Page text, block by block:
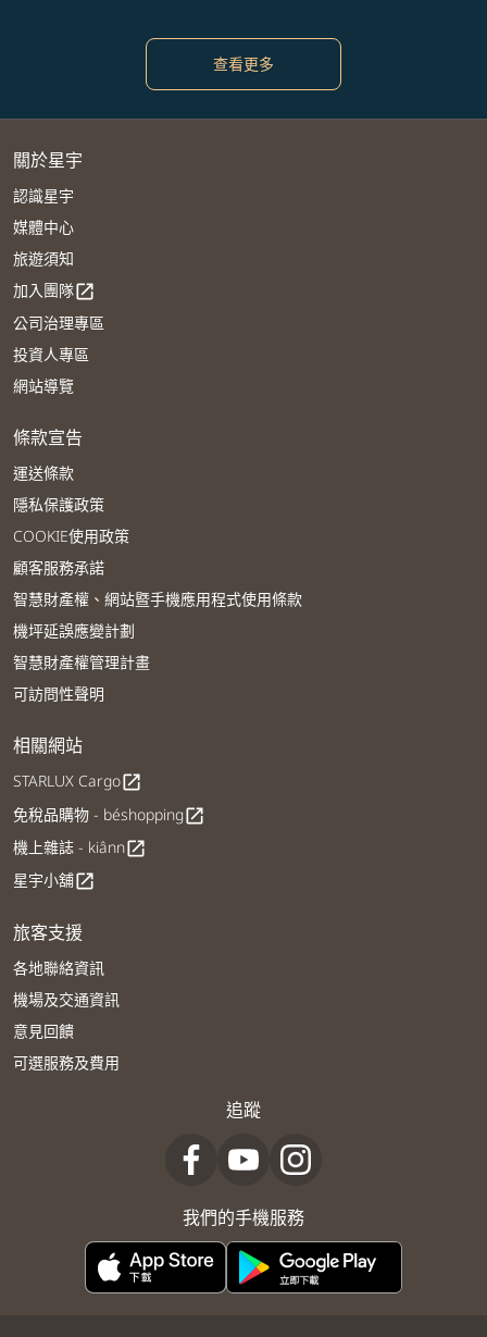
查看更多
關於星宇
認識星宇
媒體中心
旅遊須知
加入團隊open_in_new
公司治理專區
投資人專區
網站導覽
條款宣告
運送條款
隱私保護政策
COOKIE使用政策
顧客服務承諾
智慧財產權、網站暨手機應用程式使用條款
機坪延誤應變計劃
智慧財產權管理計畫
可訪問性聲明
相關網站
STARLUX Cargoopen_in_new
免稅品購物 - béshoppingopen_in_new
機上雜誌 - kiânnopen_in_new
星宇小舖open_in_new
旅客支援
各地聯絡資訊
機場及交通資訊
意見回饋
可選服務及費用
追蹤
我們的手機服務